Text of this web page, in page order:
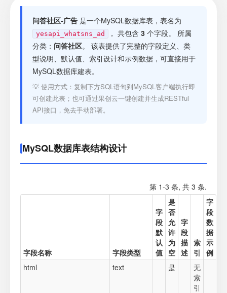
接口测试
问答社区-广告 是一个MySQL数据库表，表名为
yesapi_whatsns_ad ， 共包含 3 个字段。 所属
分类： 问答社区。 该表提供了完整的字段定义、类
型说明、默认值、索引设计和示例数据，可直接用于
MySQL数据库建表。
💡 使用方式：复制下方SQL语句到MySQL客户端执行即
可创建此表；也可通过果创云一键创建并生成RESTful
API接口，免去手动部署。
MySQL数据库表结构设计
第 1-3 条, 共 3 条.
字段名称 字段类型
字
段
默
认
值
是
否
允
许
为
空
字
段
描
述
索
引
字
段
数
据
示
例
html
text 是
无
索
引